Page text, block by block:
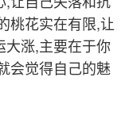
桃花实在有限,让
大涨,主要在于你
会觉得自己的魅